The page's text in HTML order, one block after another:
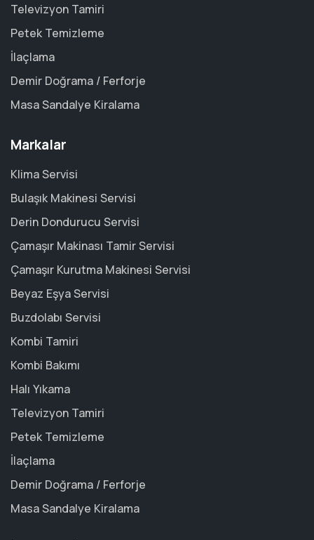
Televizyon Tamiri
Petek Temizleme
İlaçlama
Demir Doğrama / Ferforje
Masa Sandalye Kiralama
Markalar
Klima Servisi
Bulaşık Makinesi Servisi
Derin Dondurucu Servisi
Çamaşır Makinası Tamir Servisi
Çamaşır Kurutma Makinesi Servisi
Beyaz Eşya Servisi
Buzdolabı Servisi
Kombi Tamiri
Kombi Bakımı
Halı Yıkama
Televizyon Tamiri
Petek Temizleme
İlaçlama
Demir Doğrama / Ferforje
Masa Sandalye Kiralama